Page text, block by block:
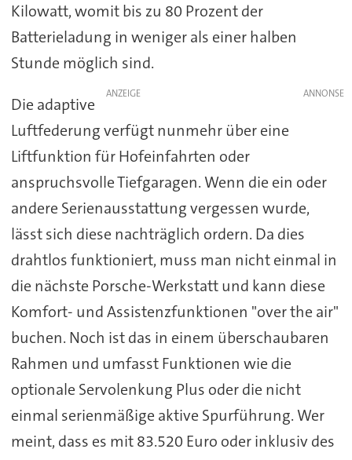
Kilowatt, womit bis zu 80 Prozent der
Batterieladung in weniger als einer halben
Stunde möglich sind.
ANZEIGE
Die adaptive
Luftfederung verfügt nunmehr über eine
Liftfunktion für Hofeinfahrten oder
anspruchsvolle Tiefgaragen. Wenn die ein oder
andere Serienausstattung vergessen wurde,
lässt sich diese nachträglich ordern. Da dies
drahtlos funktioniert, muss man nicht einmal in
die nächste Porsche-Werkstatt und kann diese
Komfort- und Assistenzfunktionen "over the air"
buchen. Noch ist das in einem überschaubaren
Rahmen und umfasst Funktionen wie die
optionale Servolenkung Plus oder die nicht
einmal serienmäßige aktive Spurführung. Wer
meint, dass es mit 83.520 Euro oder inklusiv des